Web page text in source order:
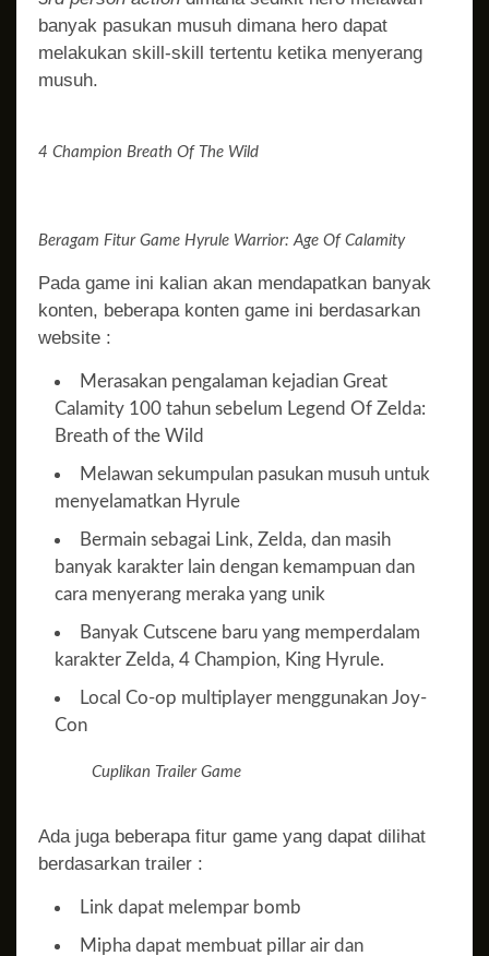
banyak pasukan musuh dimana hero dapat
melakukan skill-skill tertentu ketika menyerang
musuh.
4 Champion Breath Of The Wild
Beragam Fitur Game Hyrule Warrior: Age Of Calamity
Pada game ini kalian akan mendapatkan banyak
konten, beberapa konten game ini berdasarkan
website :
Merasakan pengalaman kejadian Great
Calamity 100 tahun sebelum Legend Of Zelda:
Breath of the Wild
Melawan sekumpulan pasukan musuh untuk
menyelamatkan Hyrule
Bermain sebagai Link, Zelda, dan masih
banyak karakter lain dengan kemampuan dan
cara menyerang meraka yang unik
Banyak Cutscene baru yang memperdalam
karakter Zelda, 4 Champion, King Hyrule.
Local Co-op multiplayer menggunakan Joy-
Con
Cuplikan Trailer Game
Ada juga beberapa fitur game yang dapat dilihat
berdasarkan trailer :
Link dapat melempar bomb
Mipha dapat membuat pillar air dan